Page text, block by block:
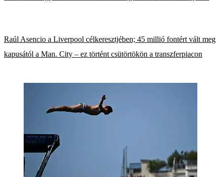
Raúl Asencio a Liverpool célkeresztjében; 45 millió fontért vált meg
kapusától a Man. City – ez történt csütörtökön a transzferpiacon